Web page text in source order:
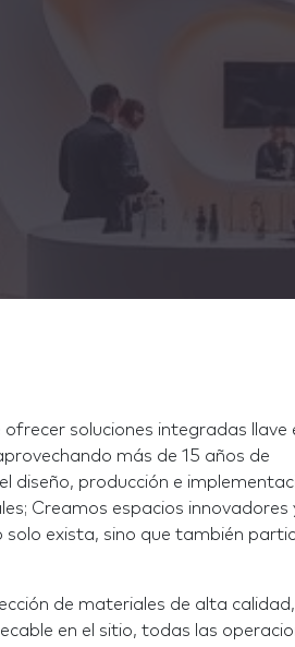
soluciones integradas llave
más de 15 años de
diseño, producción e
Creamos espacios innovadores
exista, sino que también
de materiales de alta
en el sitio, todas las